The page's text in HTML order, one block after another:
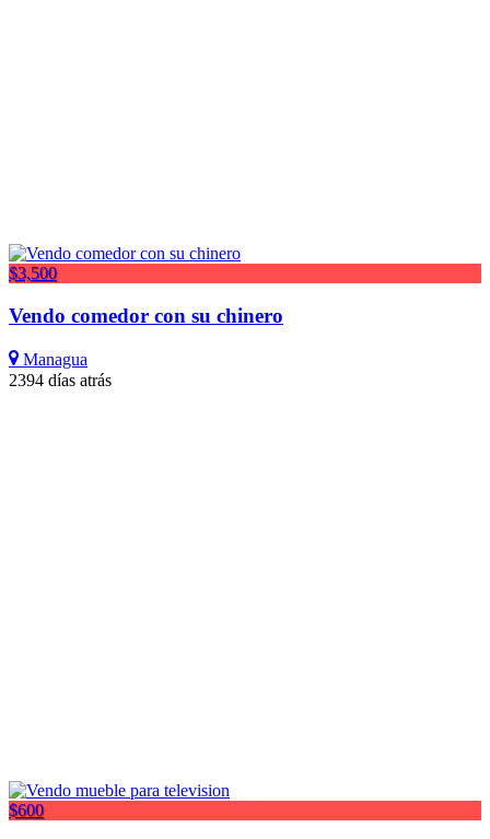
$3,500
Vendo comedor con su chinero
Managua
2394 días atrás
$600